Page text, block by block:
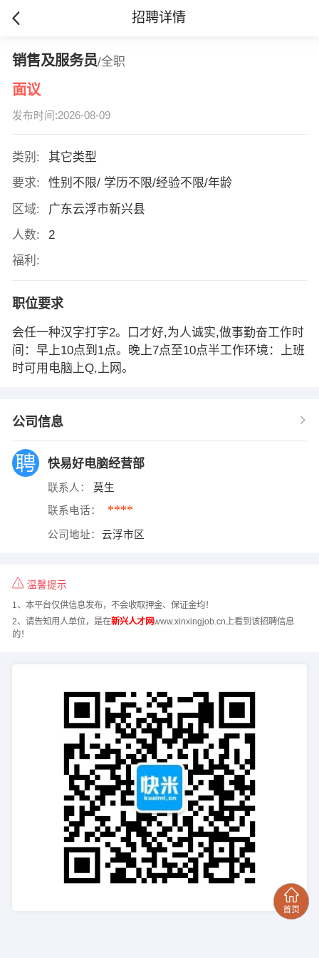
招聘详情
销售及服务员/全职
面议
发布时间:2026-08-09
类别:
其它类型
要求:
性别不限/ 学历不限/经验不限/年龄
区域:
广东云浮市新兴县
人数:
2
福利:
职位要求
会任一种汉字打字2。口才好,为人诚实,做事勤奋工作时
间：早上10点到1点。晚上7点至10点半工作环境：上班
时可用电脑上Q,上网。
公司信息
快易好电脑经营部
联系人： 莫生
联系电话： ****
公司地址： 云浮市区
温馨提示
1、本平台仅供信息发布，不会收取押金、保证金均！
2、请告知用人单位，是在新兴人才网www.xinxingjob.cn上看到该招聘信息
的！